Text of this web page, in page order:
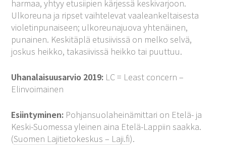
harmaa, yhtyy etusiipien kärjessä keskivarjoon.
Ulkoreuna ja ripset vaihtelevat vaaleankeltaisesta
violetinpunaiseen; ulkoreunajuova yhtenäinen,
punainen. Keskitäplä etusiivissä on melko selvä,
joskus heikko, takasiivissä heikko tai puuttuu.
Uhanalaisuusarvio 2019: LC = Least concern –
Elinvoimainen
Esiintyminen: Pohjansuolaheinämittari on Etelä- ja
Keski-Suomessa yleinen aina Etelä-Lappiin saakka.
(Suomen Lajitietokeskus – Laji.fi).